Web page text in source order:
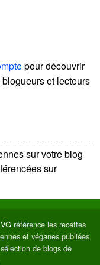
pour découvrir
et lecteurs
sur votre blog
sur
référence les recettes
et véganes publiées
de blogs de